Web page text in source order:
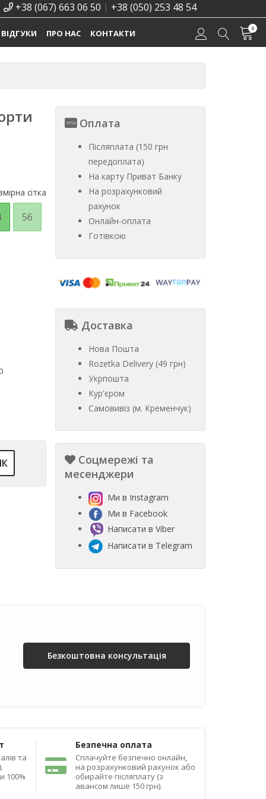
+38 (067) 663 06 50 | +38 (050) 253 48 54
0
ВІДГУКИ ПРО НАС КОНТАКТИ
сітка
56
Оплата
Післяплата (150 грн
передоплата)
На карту Приват Банку
На розрахунковий
рахунок
Онлайн-оплата
Готівкою
Доставка
Нова Пошта
Rozetka Delivery (49 грн)
Укрпошта
Кур'єром
Самовивіз (м. Кременчук)
Соцмережі та
месенджери
Ми в Instagram
Ми в Facebook
Написати в Viber
Написати в Telegram
Безкоштовна консультація
та
100%
Безпечна оплата
Сплачуйте безпечно онлайн,
на розрахунковий рахунок або
обирайте післяплату (з
авансом лише 150 грн).